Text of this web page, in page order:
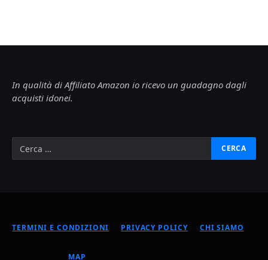
In qualità di Affiliato Amazon io ricevo un guadagno dagli
acquisti idonei.
TERMINI E CONDIZIONI PRIVACY POLICY CHI SIAMO
MAP